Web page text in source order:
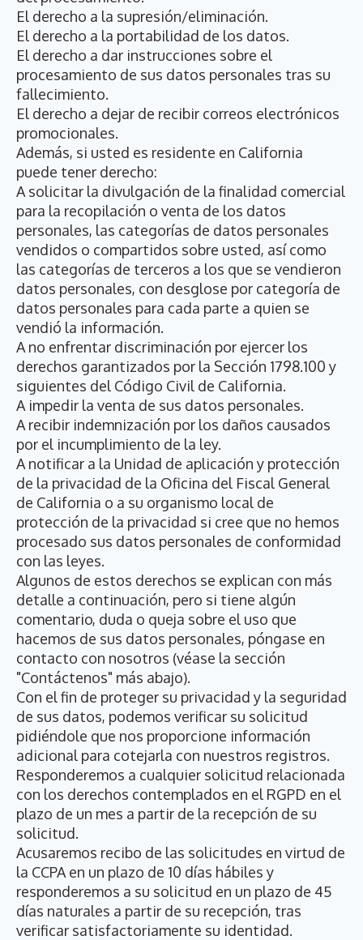
El derecho a la supresión/eliminación.
El derecho a la portabilidad de los datos.
El derecho a dar instrucciones sobre el
procesamiento de sus datos personales tras su
fallecimiento.
El derecho a dejar de recibir correos electrónicos
promocionales.
Además, si usted es residente en California
puede tener derecho:
A solicitar la divulgación de la finalidad comercial
para la recopilación o venta de los datos
personales, las categorías de datos personales
vendidos o compartidos sobre usted, así como
las categorías de terceros a los que se vendieron
datos personales, con desglose por categoría de
datos personales para cada parte a quien se
vendió la información.
A no enfrentar discriminación por ejercer los
derechos garantizados por la Sección 1798.100 y
siguientes del Código Civil de California.
A impedir la venta de sus datos personales.
A recibir indemnización por los daños causados
por el incumplimiento de la ley.
A notificar a la Unidad de aplicación y protección
de la privacidad de la Oficina del Fiscal General
de California o a su organismo local de
protección de la privacidad si cree que no hemos
procesado sus datos personales de conformidad
con las leyes.
Algunos de estos derechos se explican con más
detalle a continuación, pero si tiene algún
comentario, duda o queja sobre el uso que
hacemos de sus datos personales, póngase en
contacto con nosotros (véase la sección
"Contáctenos" más abajo).
Con el fin de proteger su privacidad y la seguridad
de sus datos, podemos verificar su solicitud
pidiéndole que nos proporcione información
adicional para cotejarla con nuestros registros.
Responderemos a cualquier solicitud relacionada
con los derechos contemplados en el RGPD en el
plazo de un mes a partir de la recepción de su
solicitud.
Acusaremos recibo de las solicitudes en virtud de
la CCPA en un plazo de 10 días hábiles y
responderemos a su solicitud en un plazo de 45
días naturales a partir de su recepción, tras
verificar satisfactoriamente su identidad.